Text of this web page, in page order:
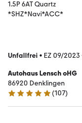
Unfallfrei • EZ 09/2023
Autohaus Lensch oHG
86920 Denklingen
5 Sterne
(107)